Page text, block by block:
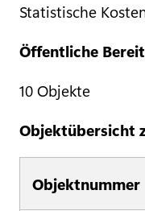
Statistische
Öffentliche
10 Objekte
Objektübersicht
Objektnummer